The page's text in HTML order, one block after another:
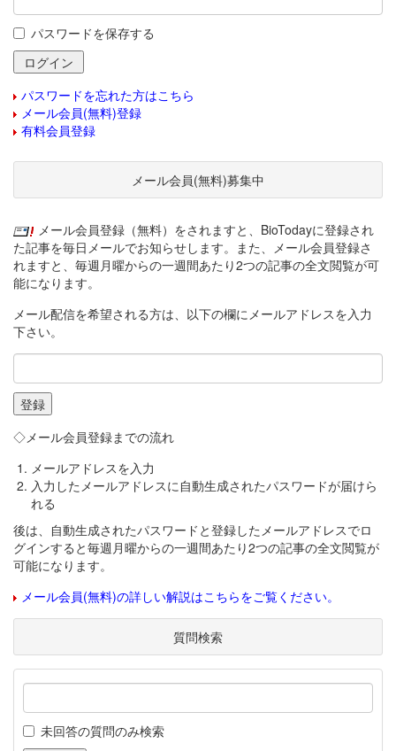
パスワードを保存する
パスワードを忘れた方はこちら
メール会員(無料)登録
有料会員登録
メール会員(無料)募集中
メール会員登録（無料）をされますと、BioTodayに登録され
た記事を毎日メールでお知らせします。また、メール会員登録さ
れますと、毎週月曜からの一週間あたり2つの記事の全文閲覧が可
能になります。
メール配信を希望される方は、以下の欄にメールアドレスを入力
下さい。
◇メール会員登録までの流れ
メールアドレスを入力
入力したメールアドレスに自動生成されたパスワードが届けら
れる
後は、自動生成されたパスワードと登録したメールアドレスでロ
グインすると毎週月曜からの一週間あたり2つの記事の全文閲覧が
可能になります。
メール会員(無料)の詳しい解説はこちらをご覧ください。
質問検索
未回答の質問のみ検索